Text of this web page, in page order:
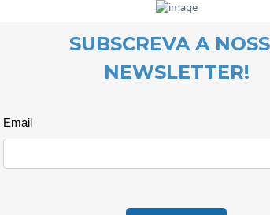
17 February 2022
O Fórum
previu
espaço de
reflectir em
escola. O
volta de
políticas
realizado por
contextos
partilhada